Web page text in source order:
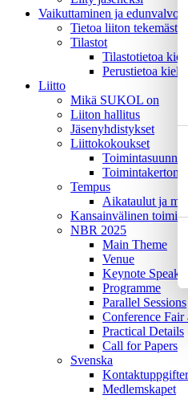
Vaikuttaminen ja edunvalvonta
Tietoa liiton tekemästä
Tilastot
Tilastotietoa
Perustietoa
Liitto
Mikä SUKOL on
Liiton hallitus
Jäsenyhdistykset
Liittokokoukset
Toimintakertomus
Tempus
Aikataulut ja
Kansainvälinen
NBR 2025
Main Theme
Venue
Keynote Speakers
Programme
Parallel Sessions
Conference
Practical Details
Call for Papers
Svenska
Kontaktuppgifter
Medlemskapet